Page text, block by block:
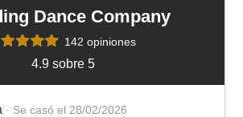
Dance Company
142 opiniones
4.9 sobre 5
· Se casó el 28/02/2026